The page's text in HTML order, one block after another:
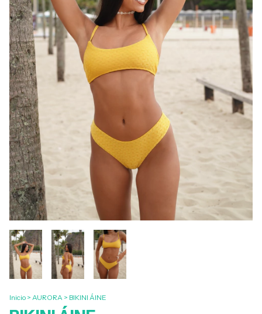
Inicio > AURORA > BIKINI ÁINE